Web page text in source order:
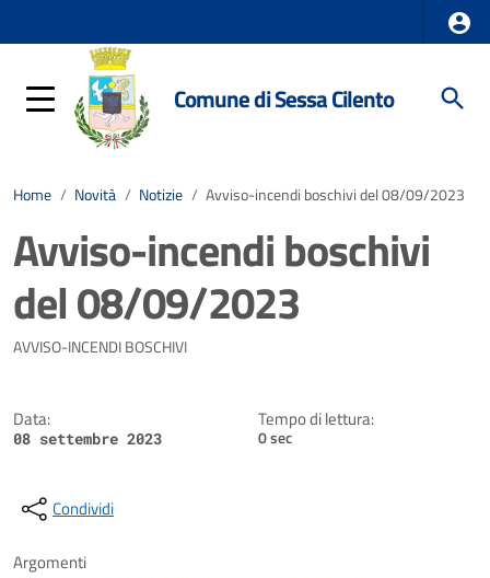
Comune di Sessa Cilento
Home / Novità / Notizie / Avviso-incendi boschivi del 08/09/2023
Avviso-incendi boschivi
del 08/09/2023
Dettagli della notizia
AVVISO-INCENDI BOSCHIVI
Data:
08 settembre 2023
Tempo di lettura:
0 sec
Condividi
Argomenti